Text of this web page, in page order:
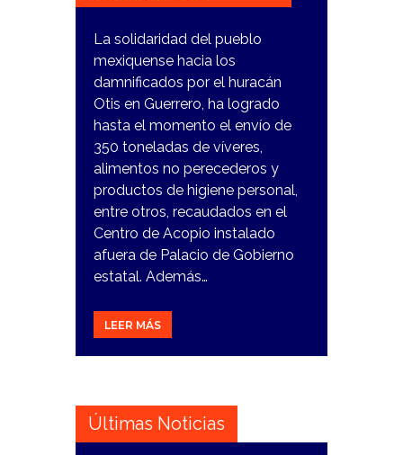
La solidaridad del pueblo
mexiquense hacia los
damnificados por el huracán
Otis en Guerrero, ha logrado
hasta el momento el envío de
350 toneladas de víveres,
alimentos no perecederos y
productos de higiene personal,
entre otros, recaudados en el
Centro de Acopio instalado
afuera de Palacio de Gobierno
estatal. Además…
LEER MÁS
Últimas Noticias